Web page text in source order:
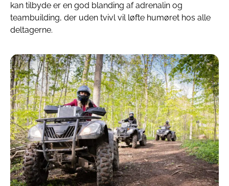
kan tilbyde er en god blanding af adrenalin og
teambuilding, der uden tvivl vil løfte humøret hos alle
deltagerne.